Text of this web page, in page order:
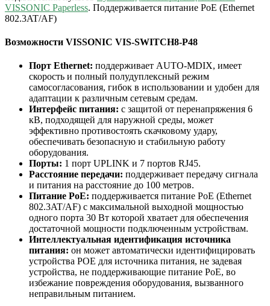
VISSONIC Paperless. Поддерживается питание PoE (Ethernet
802.3AT/AF)
Возможности VISSONIC VIS-SWITCH8-P48
Порт Ethernet: поддерживает AUTO-MDIX, имеет
скорость и полный полудуплексный режим
самосогласования, гибок в использовании и удобен для
адаптации к различным сетевым средам.
Интерфейс питания: с защитой от перенапряжения 6
кВ, подходящей для наружной среды, может
эффективно противостоять скачковому удару,
обеспечивать безопасную и стабильную работу
оборудования.
Порты: 1 порт UPLINK и 7 портов RJ45.
Расстояние передачи: поддерживает передачу сигнала
и питания на расстояние до 100 метров.
Питание PoE: поддерживается питание PoE (Ethernet
802.3AT/AF) с максимальной выходной мощностью
одного порта 30 Вт которой хватает для обеспечения
достаточной мощности подключенным устройствам.
Интеллектуальная идентификация источника
питания: он может автоматически идентифицировать
устройства POE для источника питания, не задевая
устройства, не поддерживающие питание PoE, во
избежание повреждения оборудования, вызванного
неправильным питанием.